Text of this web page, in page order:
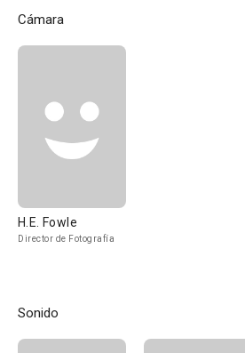
Cámara
H.E. Fowle
Director de Fotografía
Sonido